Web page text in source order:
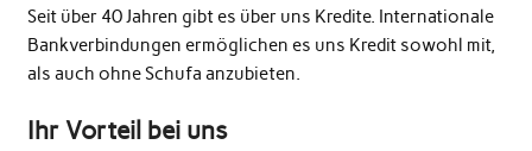
Seit über 40 Jahren gibt es über uns Kredite. Internationale
Bankverbindungen ermöglichen es uns Kredit sowohl mit,
als auch ohne Schufa anzubieten.
Ihr Vorteil bei uns